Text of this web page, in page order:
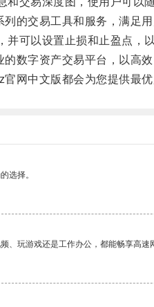
交易工具和服务，满足用
可以设置止损和止盈点，以
字资产交易平台，以高效
中文版都会为您提供最优
选择。
、玩游戏还是工作办公，都能畅享高速